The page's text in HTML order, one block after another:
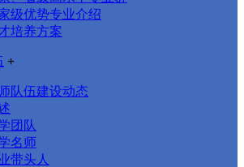
级优势专业介绍
培养方案
+
队伍建设动态
团队
名师
带头人